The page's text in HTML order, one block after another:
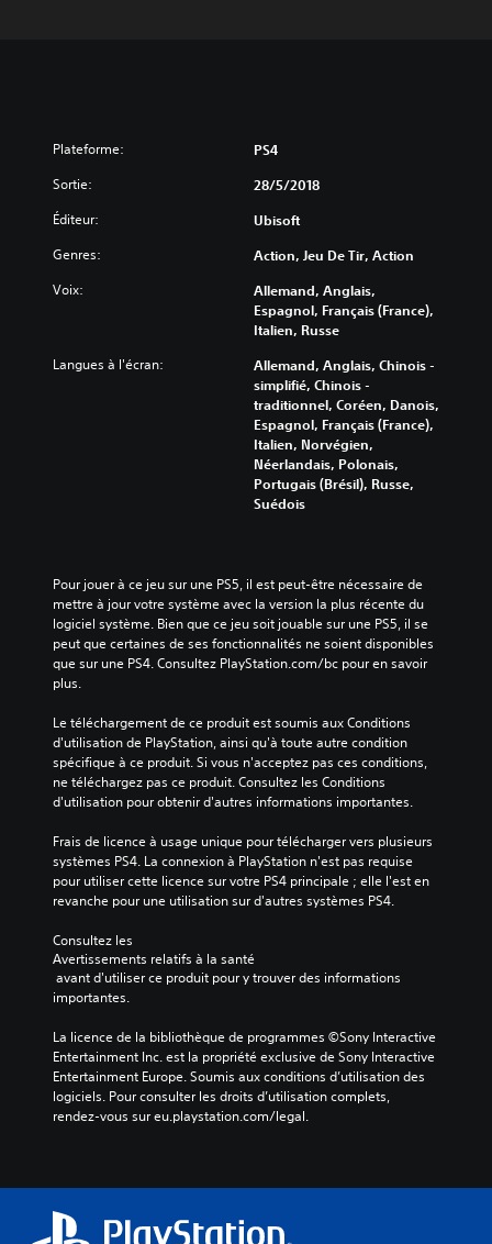
Plateforme: PS4
Sortie: 28/5/2018
Éditeur: Ubisoft
Genres: Action, Jeu De Tir, Action
Voix:
Allemand, Anglais,
Espagnol, Français (France),
Italien, Russe
Langues à l'écran:
Allemand, Anglais, Chinois -
simplifié, Chinois -
traditionnel, Coréen, Danois,
Espagnol, Français (France),
Italien, Norvégien,
Néerlandais, Polonais,
Portugais (Brésil), Russe,
Suédois
Pour jouer à ce jeu sur une PS5, il est peut-être nécessaire de
mettre à jour votre système avec la version la plus récente du
logiciel système. Bien que ce jeu soit jouable sur une PS5, il se
peut que certaines de ses fonctionnalités ne soient disponibles
que sur une PS4. Consultez PlayStation.com/bc pour en savoir
plus.
Le téléchargement de ce produit est soumis aux Conditions
d'utilisation de PlayStation, ainsi qu'à toute autre condition
spécifique à ce produit. Si vous n'acceptez pas ces conditions,
ne téléchargez pas ce produit. Consultez les Conditions
d'utilisation pour obtenir d'autres informations importantes.
Frais de licence à usage unique pour télécharger vers plusieurs
systèmes PS4. La connexion à PlayStation n'est pas requise
pour utiliser cette licence sur votre PS4 principale ; elle l'est en
revanche pour une utilisation sur d'autres systèmes PS4.
Consultez les
Avertissements relatifs à la santé
importantes.
La licence de la bibliothèque de programmes ©Sony Interactive
Entertainment Inc. est la propriété exclusive de Sony Interactive
Entertainment Europe. Soumis aux conditions d’utilisation des
logiciels. Pour consulter les droits d’utilisation complets,
rendez-vous sur eu.playstation.com/legal.